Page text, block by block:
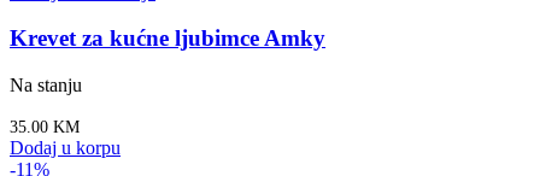
Krevet za kućne ljubimce Amky
Na stanju
35.00 KM
Dodaj u korpu
-11%